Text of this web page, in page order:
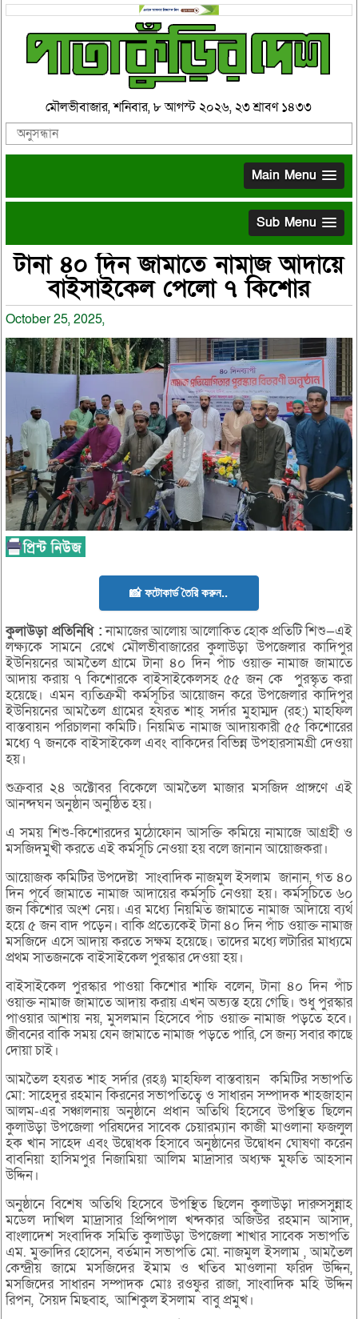
মৌলভীবাজার, শনিবার, ৮ আগস্ট ২০২৬, ২৩ শ্রাবণ ১৪৩৩
Main Menu
Sub Menu
টানা ৪০ দিন জামাতে নামাজ আদায়ে
বাইসাইকেল পেলো ৭ কিশোর
October 25, 2025,
📸 ফটোকার্ড তৈরি করুন..
কুলাউড়া প্রতিনিধি :নামাজের আলোয় আলোকিত হোক প্রতিটি শিশু—এই
লক্ষ্যকে সামনে রেখে মৌলভীবাজারের কুলাউড়া উপজেলার কাদিপুর
ইউনিয়নের আমতৈল গ্রামে টানা ৪০ দিন পাঁচ ওয়াক্ত নামাজ জামাতে
আদায় করায় ৭ কিশোরকে বাইসাইকেলসহ ৫৫ জন কে পুরস্কৃত করা
হয়েছে। এমন ব্যতিক্রমী কর্মসূচির আয়োজন করে উপজেলার কাদিপুর
ইউনিয়নের আমতৈল গ্রামের হযরত শাহ্ সর্দার মুহাম্মদ (রহ:) মাহফিল
বাস্তবায়ন পরিচালনা কমিটি। নিয়মিত নামাজ আদায়কারী ৫৫ কিশোরের
মধ্যে ৭ জনকে বাইসাইকেল এবং বাকিদের বিভিন্ন উপহারসামগ্রী দেওয়া
হয়।
শুক্রবার ২৪ অক্টোবর বিকেলে আমতৈল মাজার মসজিদ প্রাঙ্গণে এই
আনন্দঘন অনুষ্ঠান অনুষ্ঠিত হয়।
এ সময় শিশু-কিশোরদের মুঠোফোন আসক্তি কমিয়ে নামাজে আগ্রহী ও
মসজিদমুখী করতে এই কর্মসূচি নেওয়া হয় বলে জানান আয়োজকরা।
আয়োজক কমিটির উপদেষ্টা সাংবাদিক নাজমুল ইসলাম জানান, গত ৪০
দিন পূর্বে জামাতে নামাজ আদায়ের কর্মসূচি নেওয়া হয়। কর্মসূচিতে ৬০
জন কিশোর অংশ নেয়। এর মধ্যে নিয়মিত জামাতে নামাজ আদায়ে ব্যর্থ
হয়ে ৫ জন বাদ পড়েন। বাকি প্রত্যেকেই টানা ৪০ দিন পাঁচ ওয়াক্ত নামাজ
মসজিদে এসে আদায় করতে সক্ষম হয়েছে। তাদের মধ্যে লটারির মাধ্যমে
প্রথম সাতজনকে বাইসাইকেল পুরস্কার দেওয়া হয়।
বাইসাইকেল পুরস্কার পাওয়া কিশোর শাফি বলেন, টানা ৪০ দিন পাঁচ
ওয়াক্ত নামাজ জামাতে আদায় করায় এখন অভ্যস্ত হয়ে গেছি। শুধু পুরস্কার
পাওয়ার আশায় নয়, মুসলমান হিসেবে পাঁচ ওয়াক্ত নামাজ পড়তে হবে।
জীবনের বাকি সময় যেন জামাতে নামাজ পড়তে পারি, সে জন্য সবার কাছে
দোয়া চাই।
আমতৈল হযরত শাহ সর্দার (রহঃ) মাহফিল বাস্তবায়ন কমিটির সভাপতি
মো: সাহেদুর রহমান কিরনের সভাপতিত্বে ও সাধারন সম্পাদক শাহজাহান
আলম-এর সঞ্চালনায় অনুষ্ঠানে প্রধান অতিথি হিসেবে উপস্থিত ছিলেন
কুলাউড়া উপজেলা পরিষদের সাবেক চেয়ারম্যান কাজী মাওলানা ফজলুল
হক খান সাহেদ এবং উদ্বোধক হিসাবে অনুষ্ঠানের উদ্বোধন ঘোষণা করেন
বাবনিয়া হাসিমপুর নিজামিয়া আলিম মাদ্রাসার অধ্যক্ষ মুফতি আহসান
উদ্দিন।
‎‎অনুষ্ঠানে বিশেষ অতিথি হিসেবে উপস্থিত ছিলেন কুলাউড়া দারুসসুন্নাহ
মডেল দাখিল মাদ্রাসার প্রিন্সিপাল খন্দকার অজিউর রহমান আসাদ,
বাংলাদেশ সংবাদিক সমিতি কুলাউড়া উপজেলা শাখার সাবেক সভাপতি
এম. মুক্তাদির হোসেন, বর্তমান সভাপতি মো. নাজমুল ইসলাম , আমতৈল
কেন্দ্রীয় জামে মসজিদের ইমাম ও খতিব মাওলানা ফরিদ উদ্দিন,
মসজিদের সাধারন সম্পাদক মোঃ রওফুর রাজা, সাংবাদিক মহি উদ্দিন
রিপন, সৈয়দ মিছবাহ, আশিকুল ইসলাম বাবু প্রমুখ।